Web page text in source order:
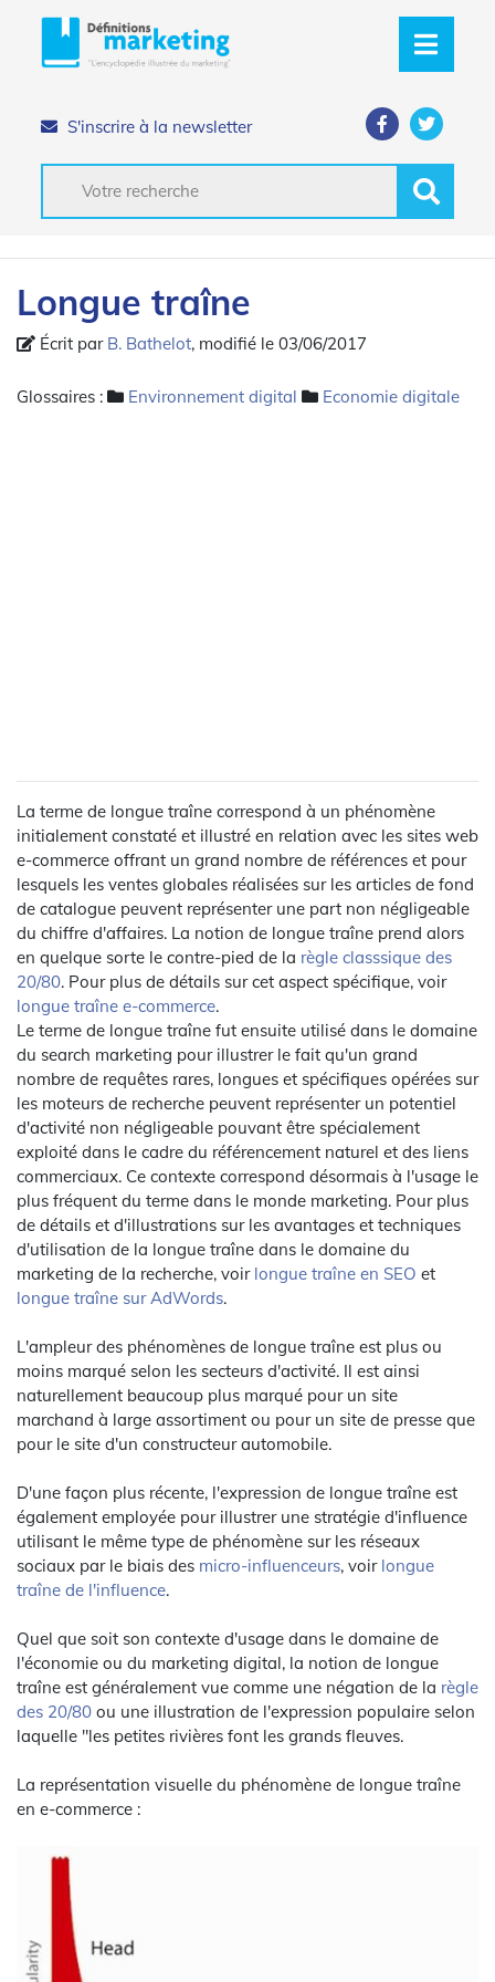
S'inscrire à la newsletter
Longue traîne
Écrit par B. Bathelot, modifié le 03/06/2017
Glossaires : Environnement digital Economie digitale
La terme de longue traîne correspond à un phénomène
initialement constaté et illustré en relation avec les sites web
e-commerce offrant un grand nombre de références et pour
lesquels les ventes globales réalisées sur les articles de fond
de catalogue peuvent représenter une part non négligeable
du chiffre d'affaires. La notion de longue traîne prend alors
en quelque sorte le contre-pied de la règle classsique des
20/80. Pour plus de détails sur cet aspect spécifique, voir
longue traîne e-commerce.
Le terme de longue traîne fut ensuite utilisé dans le domaine
du search marketing pour illustrer le fait qu'un grand
nombre de requêtes rares, longues et spécifiques opérées sur
les moteurs de recherche peuvent représenter un potentiel
d'activité non négligeable pouvant être spécialement
exploité dans le cadre du référencement naturel et des liens
commerciaux. Ce contexte correspond désormais à l'usage le
plus fréquent du terme dans le monde marketing. Pour plus
de détails et d'illustrations sur les avantages et techniques
d'utilisation de la longue traîne dans le domaine du
marketing de la recherche, voir longue traîne en SEO et
longue traîne sur AdWords.
L'ampleur des phénomènes de longue traîne est plus ou
moins marqué selon les secteurs d'activité. Il est ainsi
naturellement beaucoup plus marqué pour un site
marchand à large assortiment ou pour un site de presse que
pour le site d'un constructeur automobile.
D'une façon plus récente, l'expression de longue traîne est
également employée pour illustrer une stratégie d'influence
utilisant le même type de phénomène sur les réseaux
sociaux par le biais des micro-influenceurs, voir longue
traîne de l'influence.
Quel que soit son contexte d'usage dans le domaine de
l'économie ou du marketing digital, la notion de longue
traîne est généralement vue comme une négation de la règle
des 20/80 ou une illustration de l'expression populaire selon
laquelle "les petites rivières font les grands fleuves.
La représentation visuelle du phénomène de longue traîne
en e-commerce :